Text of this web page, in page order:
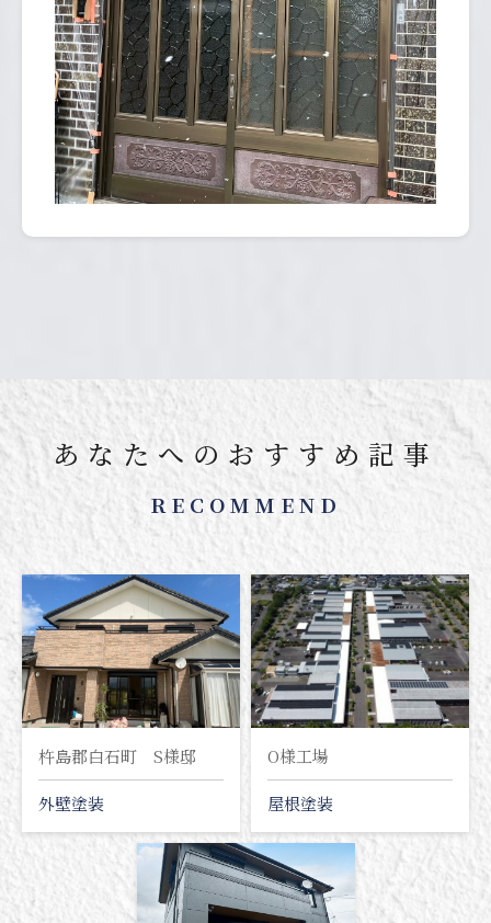
あなたへのおすすめ記事
RECOMMEND
杵島郡白石町 S様邸
外壁塗装
O様工場
屋根塗装